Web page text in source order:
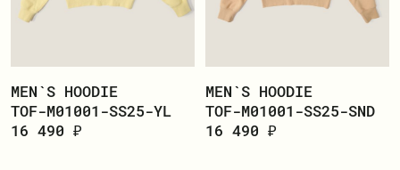
MEN`S HOODIE
TOF-M01001-SS25-YL
16 490 ₽
MEN`S HOODIE
TOF-M01001-SS25-SND
16 490 ₽